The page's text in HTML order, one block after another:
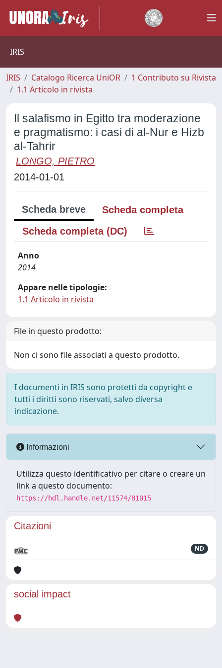
IRIS
IRIS Catalogo Ricerca UniOR
1 Contributo su Rivista
1.1 Articolo in rivista
Il salafismo in Egitto tra moderazione
e pragmatismo: i casi di al-Nur e Hizb
al-Tahrir
LONGO, PIETRO
2014-01-01
Scheda breve
Scheda completa
Scheda completa (DC)
Anno
2014
Appare nelle tipologie:
1.1 Articolo in rivista
File in questo prodotto:
Non ci sono file associati a questo prodotto.
I documenti in IRIS sono protetti da copyright e
tutti i diritti sono riservati, salvo diversa
indicazione.
Informazioni
Utilizza questo identificativo per citare o creare un
link a questo documento:
https://hdl.handle.net/11574/81015
Citazioni
ND
social impact